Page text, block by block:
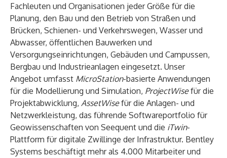
Fachleuten und Organisationen jeder Größe für die
Planung, den Bau und den Betrieb von Straßen und
Brücken, Schienen- und Verkehrswegen, Wasser und
Abwasser, öffentlichen Bauwerken und
Versorgungseinrichtungen, Gebäuden und Campussen,
Bergbau und Industrieanlagen eingesetzt. Unser
Angebot umfasst MicroStation-basierte Anwendungen
für die Modellierung und Simulation, ProjectWisefür die
Projektabwicklung, AssetWisefür die Anlagen- und
Netzwerkleistung, das führende Softwareportfolio für
Geowissenschaften von Seequent und die iTwin-
Plattform für digitale Zwillinge der Infrastruktur. Bentley
Systems beschäftigt mehr als 4.000 Mitarbeiter und